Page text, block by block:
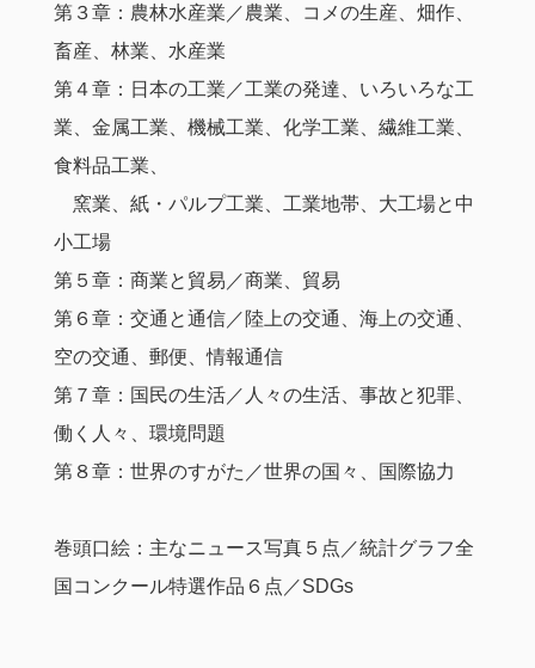
第３章：農林水産業／農業、コメの生産、畑作、
畜産、林業、水産業
第４章：日本の工業／工業の発達、いろいろな工
業、金属工業、機械工業、化学工業、繊維工業、
食料品工業、
窯業、紙・パルプ工業、工業地帯、大工場と中
小工場
第５章：商業と貿易／商業、貿易
第６章：交通と通信／陸上の交通、海上の交通、
空の交通、郵便、情報通信
第７章：国民の生活／人々の生活、事故と犯罪、
働く人々、環境問題
第８章：世界のすがた／世界の国々、国際協力
巻頭口絵：主なニュース写真５点／統計グラフ全
国コンクール特選作品６点／SDGs